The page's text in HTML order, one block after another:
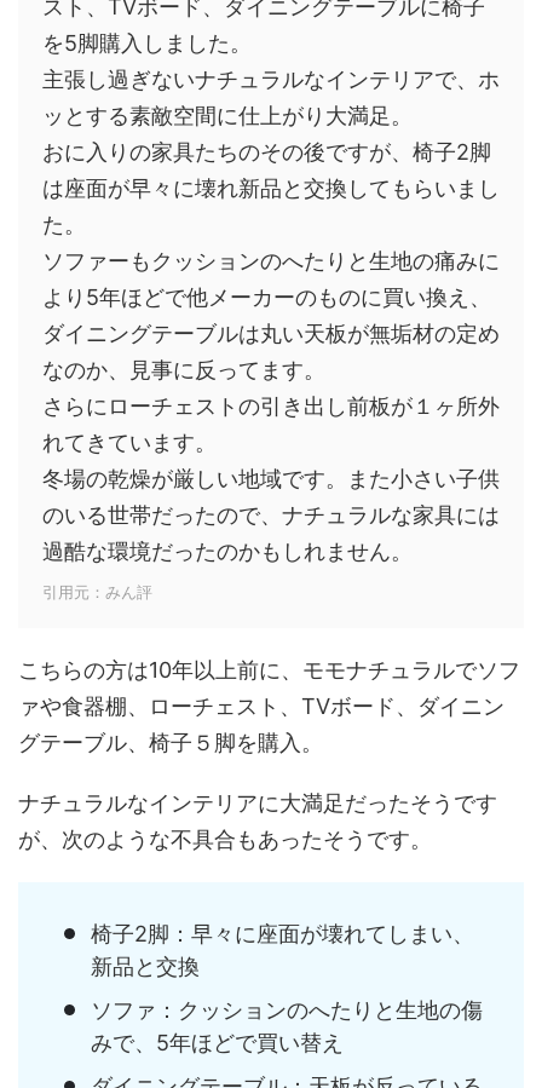
スト、TVボード、ダイニングテーブルに椅子
を5脚購入しました。
主張し過ぎないナチュラルなインテリアで、ホ
ッとする素敵空間に仕上がり大満足。
おに入りの家具たちのその後ですが、椅子2脚
は座面が早々に壊れ新品と交換してもらいまし
た。
ソファーもクッションのへたりと生地の痛みに
より5年ほどで他メーカーのものに買い換え、
ダイニングテーブルは丸い天板が無垢材の定め
なのか、見事に反ってます。
さらにローチェストの引き出し前板が１ヶ所外
れてきています。
冬場の乾燥が厳しい地域です。また小さい子供
のいる世帯だったので、ナチュラルな家具には
過酷な環境だったのかもしれません。
引用元：みん評
こちらの方は10年以上前に、モモナチュラルでソフ
ァや食器棚、ローチェスト、TVボード、ダイニン
グテーブル、椅子５脚を購入。
ナチュラルなインテリアに大満足だったそうです
が、次のような不具合もあったそうです。
椅子2脚：早々に座面が壊れてしまい、
新品と交換
ソファ：クッションのへたりと生地の傷
みで、5年ほどで買い替え